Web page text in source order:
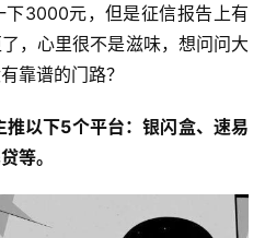
3000元，但是征信报告上有
，心里很不是滋味，想问问大
靠谱的门路？
以下5个平台：银闪盒、速易
等。